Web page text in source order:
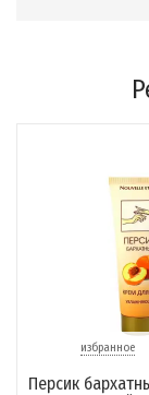
избранное
Персик